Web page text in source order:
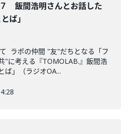
飯間浩明さんとお話した
とば」
ラボの仲間 "友"だちとなる「フ
"に考える『TOMOLAB.』飯間浩
ば」（ラジオOA...